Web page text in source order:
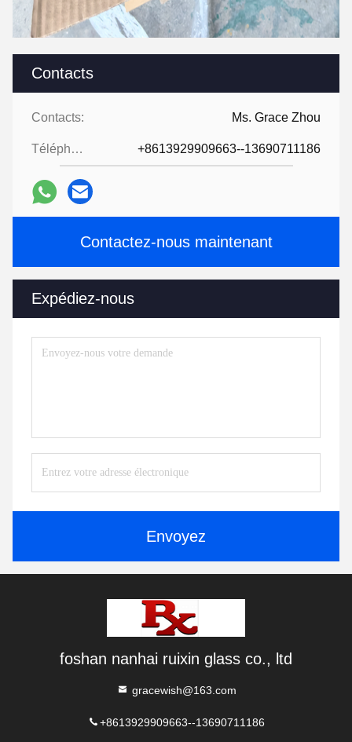
Contacts
Contacts: Ms. Grace Zhou
Téléphone: +8613929909663--13690711186
Contactez-nous maintenant
Expédiez-nous
Envoyez
foshan nanhai ruixin glass co., ltd
gracewish@163.com
+8613929909663--13690711186